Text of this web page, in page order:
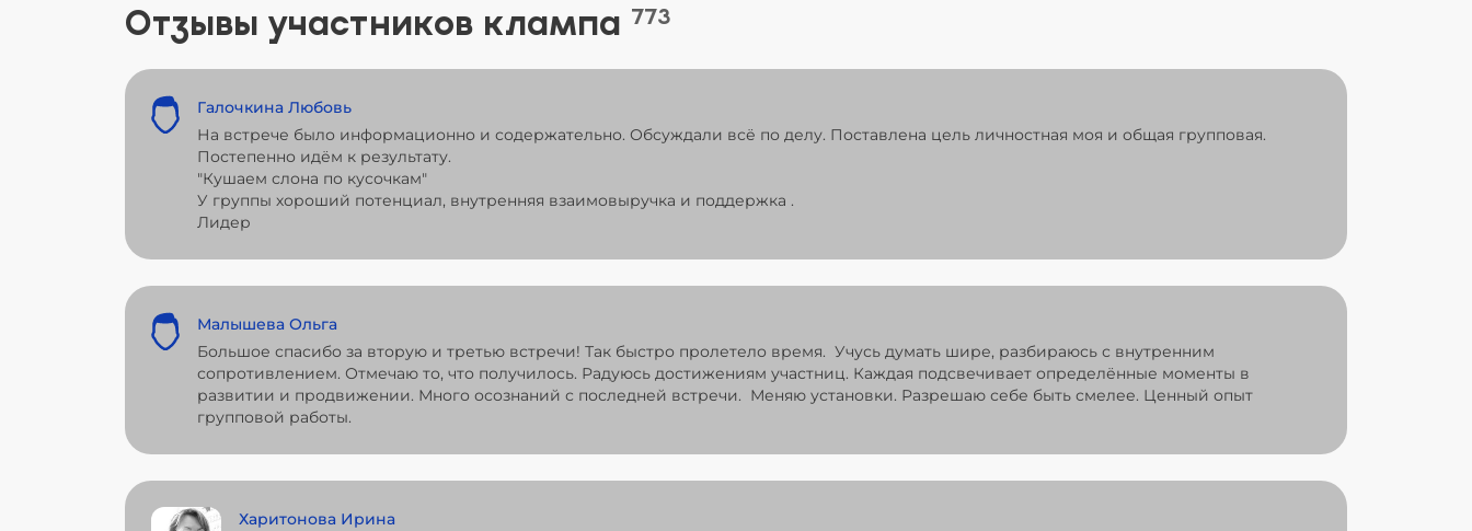
Отзывы участников клампа 773
Галочкина Любовь
На встрече было информационно и содержательно. Обсуждали всё по делу. Поставлена цель личностная моя и общая групповая.
Постепенно идём к результату.
"Кушаем слона по кусочкам"
У группы хороший потенциал, внутренняя взаимовыручка и поддержка .
Лидер
Малышева Ольга
Большое спасибо за вторую и третью встречи! Так быстро пролетело время. Учусь думать шире, разбираюсь с внутренним
сопротивлением. Отмечаю то, что получилось. Радуюсь достижениям участниц. Каждая подсвечивает определённые моменты в
развитии и продвижении. Много осознаний с последней встречи. Меняю установки. Разрешаю себе быть смелее. Ценный опыт
групповой работы.
Харитонова Ирина